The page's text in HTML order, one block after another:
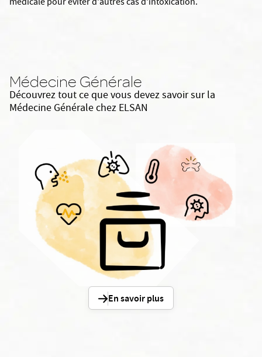
médicale pour éviter d'autres cas d'intoxication.
Médecine Générale
Découvrez tout ce que vous devez savoir sur la
Médecine Générale chez ELSAN
En savoir plus